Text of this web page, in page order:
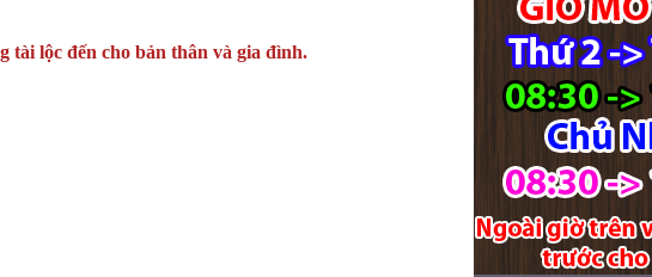
tài lộc đến cho bản thân và gia đình.